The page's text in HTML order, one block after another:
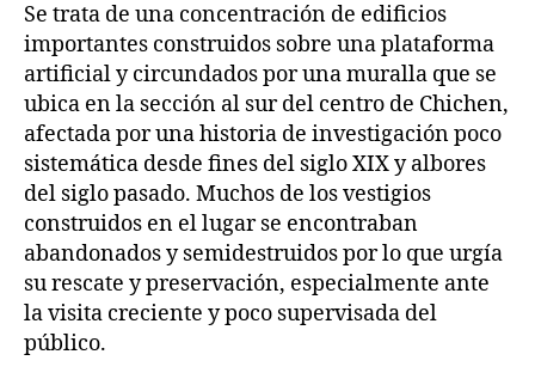
Se trata de una concentración de edificios
importantes construidos sobre una plataforma
artificial y circundados por una muralla que se
ubica en la sección al sur del centro de Chichen,
afectada por una historia de investigación poco
sistemática desde fines del siglo XIX y albores
del siglo pasado. Muchos de los vestigios
construidos en el lugar se encontraban
abandonados y semidestruidos por lo que urgía
su rescate y preservación, especialmente ante
la visita creciente y poco supervisada del
público.